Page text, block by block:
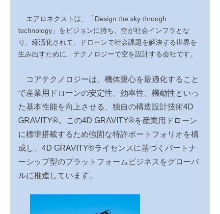
エアロネクストは、「 Design the sky through
technology 」をビジョンに持ち、空が社会インフラとな
り、経済化されて、ドローンで社会課題を解決する世界を
生み出すために、テクノロジーで空を設計する会社です。
コアテクノロジーは、機体重心を最適化すること
で産業用ドローンの安定性、効率性、機動性といっ
た基本性能を向上させる、独自の構造設計技術4D
GRAVITY®︎。この4D GRAVITY®︎を産業用ドローン
に標準搭載するため強固な特許ポートフォリオを構
成し、4D GRAVITY®︎ライセンスに基づくパートナ
ーシップ型のプラットフォームビジネスをグローバ
ルに推進しています。